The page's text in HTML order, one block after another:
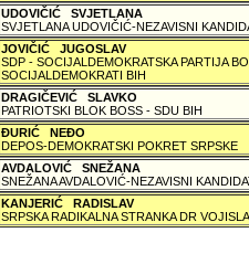
UDOVIČIĆ SVJETLANA
SVJETLANA UDOVIČIĆ-NEZAVISNI
JOVIČIĆ JUGOSLAV
SDP - SOCIJALDEMOKRATSKA PARTIJA
SOCIJALDEMOKRATI BIH
DRAGIČEVIĆ SLAVKO
PATRIOTSKI BLOK BOSS - SDU BIH
ÐURIĆ NEÐO
DEPOS-DEMOKRATSKI POKRET SRPSKE
AVDALOVIĆ SNEŽANA
SNEŽANA AVDALOVIĆ-NEZAVISNI
KANJERIĆ RADISLAV
SRPSKA RADIKALNA STRANKA DR